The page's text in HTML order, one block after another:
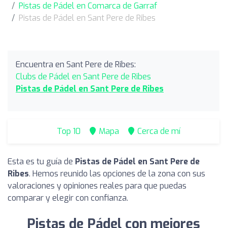
Pistas de Pádel en Comarca de Garraf
Pistas de Pádel en Sant Pere de Ribes
Encuentra en Sant Pere de Ribes:
Clubs de Pádel en Sant Pere de Ribes
Pistas de Pádel en Sant Pere de Ribes
Top 10 Mapa Cerca de mí
Esta es tu guía de Pistas de Pádel en Sant Pere de
Ribes. Hemos reunido las opciones de la zona con sus
valoraciones y opiniones reales para que puedas
comparar y elegir con confianza.
Pistas de Pádel con mejores